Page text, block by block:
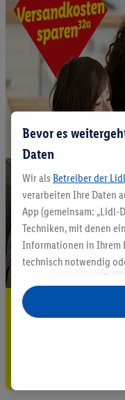
5.95 €
Jetzt
Bevor es
Daten
Wir als Betreiber der
verarbeiten Ihre Daten
App (gemeinsam: „Lidl-
Techniken, mit denen
Informationen in Ihrem
technisch notwendig
auch durch Partner (u.a.
Verantwortliche; im
insgesamt
Statistik-Erstellung
Datenverarbeitungen